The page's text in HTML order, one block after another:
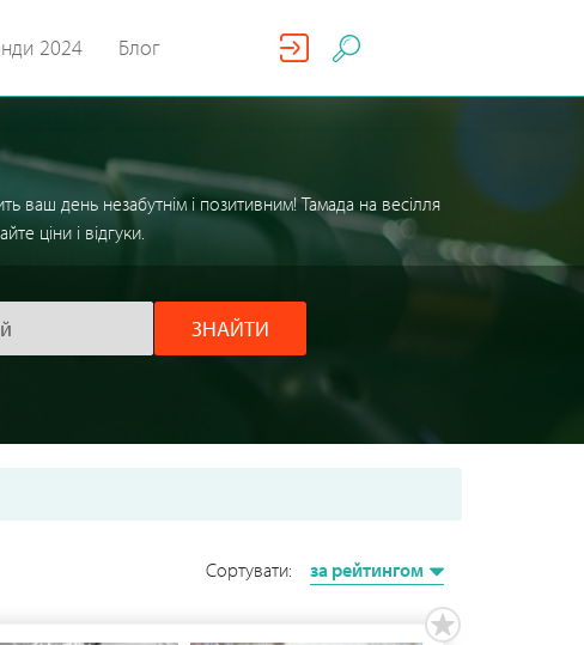
2024 Блог
ваш день незабутнім і позитивним! Тамада на весілля
ціни і відгуки.
ЗНАЙТИ
Сортувати: за рейтингом